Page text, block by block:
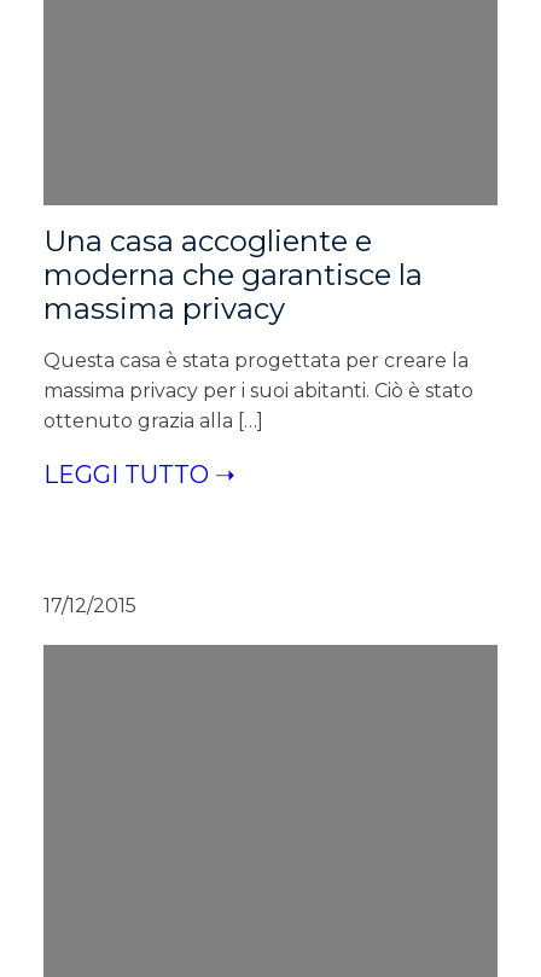
Una casa accogliente e
moderna che garantisce la
massima privacy
Questa casa è stata progettata per creare la
massima privacy per i suoi abitanti. Ciò è stato
ottenuto grazia alla […]
LEGGI TUTTO ➝
17/12/2015